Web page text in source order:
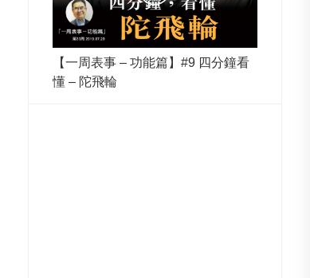
【一周表事 – 功能篇】#9 四分鐘看
懂 – 陀飛輪